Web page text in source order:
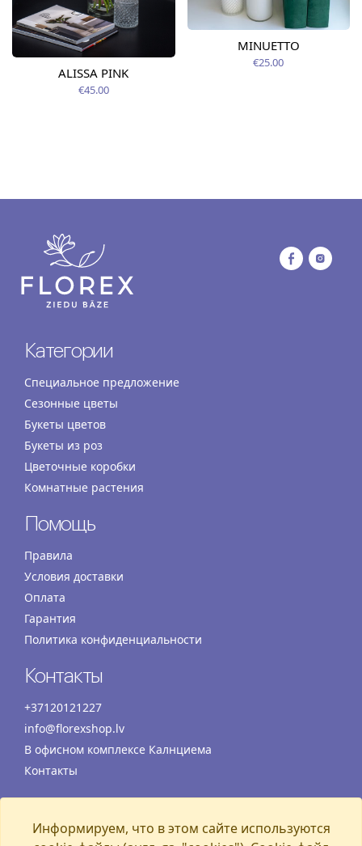
ALISSA PINK
€45.00
MINUETTO
€25.00
Категории
Специальное предложение
Сезонные цветы
Букеты цветов
Букеты из роз
Цветочные коробки
Комнатные растения
Помощь
Правила
Условия доставки
Оплата
Гарантия
Политика конфиденциальности
Контакты
+37120121227
info@florexshop.lv
В офисном комплексе Калнциема
Контакты
Понедельник 07:00 – 19:00
Информируем, что в этом сайте используются